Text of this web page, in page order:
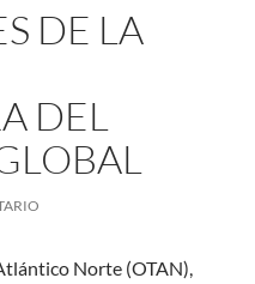
DE LA
DEL
Norte (OTAN),